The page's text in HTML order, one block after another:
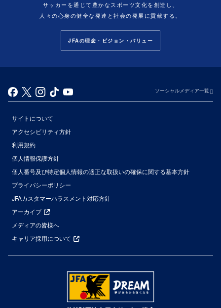
サッカーを通じて豊かなスポーツ文化を創造し、
人々の心身の健全な発達と社会の発展に貢献する。
JFAの理念・ビジョン・バリュー
ソーシャルメディア一覧
サイトについて
アクセシビリティ方針
利用規約
個人情報保護方針
個人番号及び特定個人情報の適正な取扱いの確保に関する基本方針
プライバシーポリシー
JFAカスタマーハラスメント対応方針
アーカイブ
メディアの皆様へ
キャリア採用について